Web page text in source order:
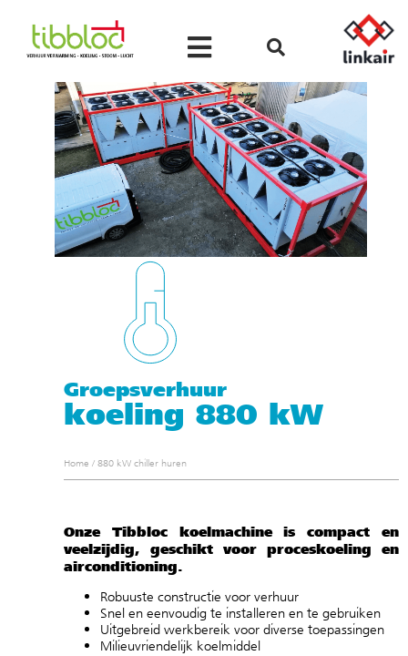
Groepsverhuur
koeling 880 kW
Home / 880 kW chiller huren
Onze Tibbloc koelmachine is compact en
veelzijdig, geschikt voor proceskoeling en
airconditioning.
Robuuste constructie voor verhuur
Snel en eenvoudig te installeren en te gebruiken
Uitgebreid werkbereik voor diverse toepassingen
Milieuvriendelijk koelmiddel